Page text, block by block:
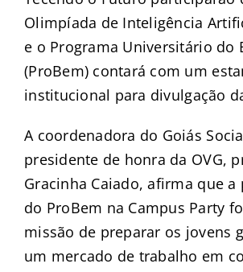
Olimpíada de Inteligência
e o Programa Universitário do
(ProBem) contará com um
institucional para divulgação
A coordenadora do Goiás
presidente de honra da OVG,
Gracinha Caiado, afirma que a
do ProBem na Campus Party
missão de preparar os jovens
um mercado de trabalho em